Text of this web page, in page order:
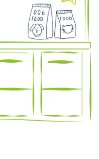
que des legumes, de
coeur d’agneau), 7,5
0,1 % algues